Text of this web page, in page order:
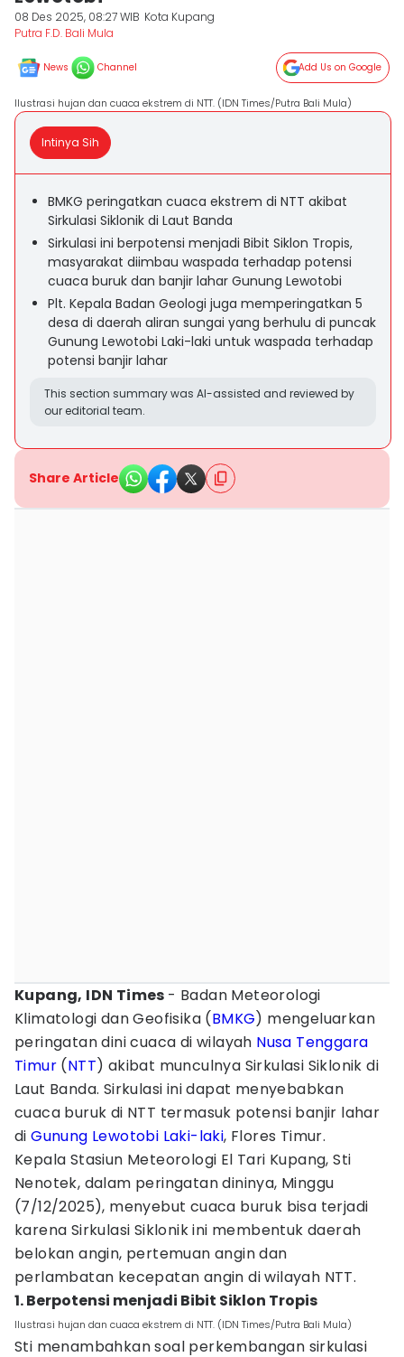
08 Des 2025, 08:27 WIB Kota Kupang
Putra F.D. Bali Mula
News Channel Add Us on Google
Ilustrasi hujan dan cuaca ekstrem di NTT. (IDN Times/Putra Bali Mula)
Intinya Sih
BMKG peringatkan cuaca ekstrem di NTT akibat
Sirkulasi Siklonik di Laut Banda
Sirkulasi ini berpotensi menjadi Bibit Siklon Tropis,
masyarakat diimbau waspada terhadap potensi
cuaca buruk dan banjir lahar Gunung Lewotobi
Plt. Kepala Badan Geologi juga memperingatkan 5
desa di daerah aliran sungai yang berhulu di puncak
Gunung Lewotobi Laki-laki untuk waspada terhadap
potensi banjir lahar
This section summary was AI-assisted and reviewed by
our editorial team.
Share Article
Kupang, IDN Times - Badan Meteorologi
Klimatologi dan Geofisika (BMKG) mengeluarkan
peringatan dini cuaca di wilayah Nusa Tenggara
Timur (NTT) akibat munculnya Sirkulasi Siklonik di
Laut Banda. Sirkulasi ini dapat menyebabkan
cuaca buruk di NTT termasuk potensi banjir lahar
diGunung Lewotobi Laki-laki, Flores Timur.
Kepala Stasiun Meteorologi El Tari Kupang, Sti
Nenotek, dalam peringatan dininya, Minggu
(7/12/2025), menyebut cuaca buruk bisa terjadi
karena Sirkulasi Siklonik ini membentuk daerah
belokan angin, pertemuan angin dan
perlambatan kecepatan angin di wilayah NTT.
1. Berpotensi menjadi Bibit Siklon Tropis
Ilustrasi hujan dan cuaca ekstrem di NTT. (IDN Times/Putra Bali Mula)
Sti menambahkan soal perkembangan sirkulasi